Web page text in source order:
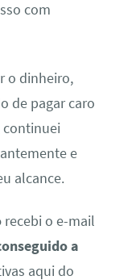
com
o dinheiro,
de pagar caro
continuei
e
alcance.
recebi o e-mail
a
aqui do